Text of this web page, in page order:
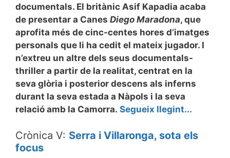
documentals. El britànic Asif Kapadia acaba
de presentar a Canes Diego Maradona, que
aprofita més de cinc-centes hores d’imatges
personals que li ha cedit el mateix jugador. I
n’extreu un altre dels seus documentals-
thriller a partir de la realitat, centrat en la
seva glòria i posterior descens als inferns
durant la seva estada a Nàpols i la seva
relació amb la Camorra. Segueix llegint...
Crònica V: Serra i Villaronga, sota els
focus